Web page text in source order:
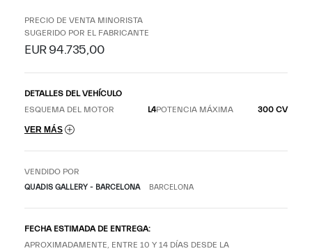
PRECIO DE VENTA MINORISTA
SUGERIDO POR EL FABRICANTE
EUR 94.735,00
DETALLES DEL VEHÍCULO
ESQUEMA DEL MOTOR
L4POTENCIA MÁXIMA 300 CV
VER MÁS
VENDIDO POR
QUADIS GALLERY - BARCELONA BARCELONA
FECHA ESTIMADA DE ENTREGA:
APROXIMADAMENTE, ENTRE 10 Y 14 DÍAS DESDE LA